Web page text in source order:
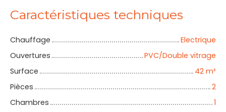
Caractéristiques techniques
Chauffage
Electrique
Ouvertures
PVC/Double vitrage
Surface
42 m²
Pièces
2
Chambres
1